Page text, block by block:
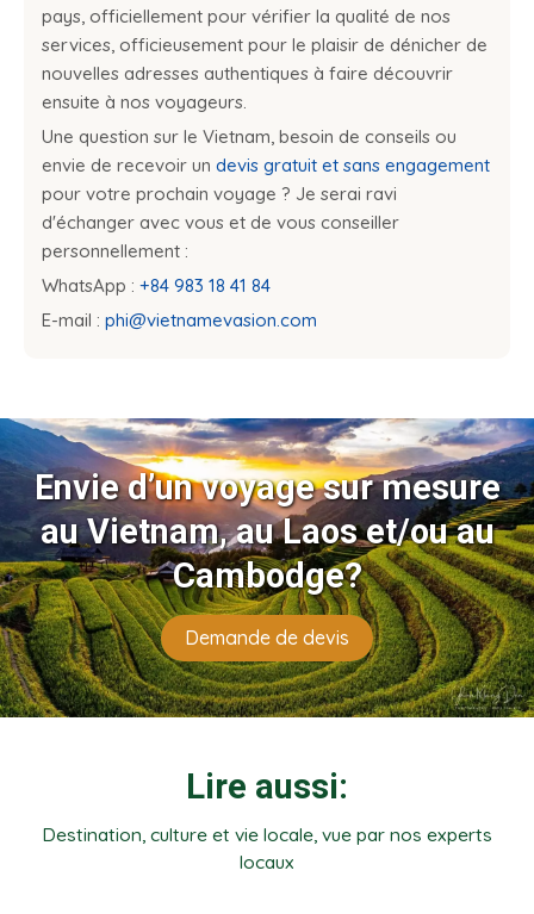
pays, officiellement pour vérifier la qualité de nos
services, officieusement pour le plaisir de dénicher de
nouvelles adresses authentiques à faire découvrir
ensuite à nos voyageurs.
Une question sur le Vietnam, besoin de conseils ou
envie de recevoir un devis gratuit et sans engagement
pour votre prochain voyage ? Je serai ravi
d'échanger avec vous et de vous conseiller
personnellement :
WhatsApp : +84 983 18 41 84
E-mail : phi@vietnamevasion.com
Envie d’un voyage sur mesure
au Vietnam, au Laos et/ou au
Cambodge?
Demande de devis
Lire aussi:
Destination, culture et vie locale, vue par nos experts
locaux